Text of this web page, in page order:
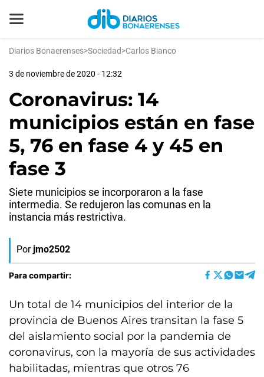
Diarios Bonaerenses>Sociedad>Carlos Bianco
3 de noviembre de 2020 - 12:32
Coronavirus: 14
municipios están en fase
5, 76 en fase 4 y 45 en
fase 3
Siete municipios se incorporaron a la fase
intermedia. Se redujeron las comunas en la
instancia más restrictiva.
Por jmo2502
Para compartir:
Un total de 14 municipios del interior de la
provincia de Buenos Aires transitan la fase 5
del aislamiento social por la pandemia de
coronavirus, con la mayoría de sus actividades
habilitadas, mientras que otros 76